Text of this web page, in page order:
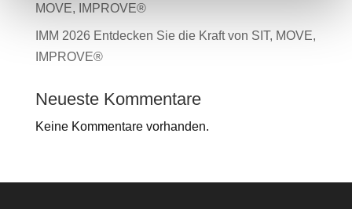
MOVE, IMPROVE®
IMM 2026 Entdecken Sie die Kraft von SIT, MOVE,
IMPROVE®
Neueste Kommentare
Keine Kommentare vorhanden.